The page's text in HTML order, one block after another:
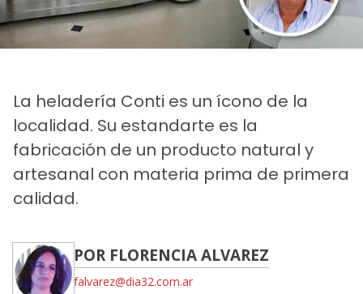
La heladería Conti es un ícono de la
localidad. Su estandarte es la
fabricación de un producto natural y
artesanal con materia prima de primera
calidad.
POR FLORENCIA ALVAREZ
falvarez@dia32.com.ar